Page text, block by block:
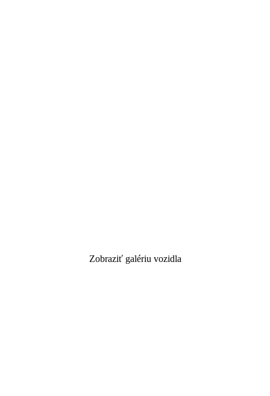
Zobraziť galériu vozidla